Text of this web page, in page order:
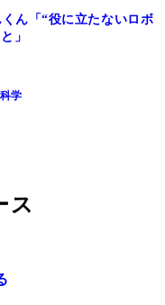
ん「“役に立たないロボ
」
学
ス